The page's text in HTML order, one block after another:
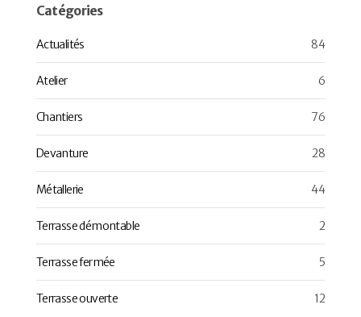
Catégories
Actualités 84
Atelier 6
Chantiers 76
Devanture 28
Métallerie 44
Terrasse démontable 2
Terrasse fermée 5
Terrasse ouverte 12